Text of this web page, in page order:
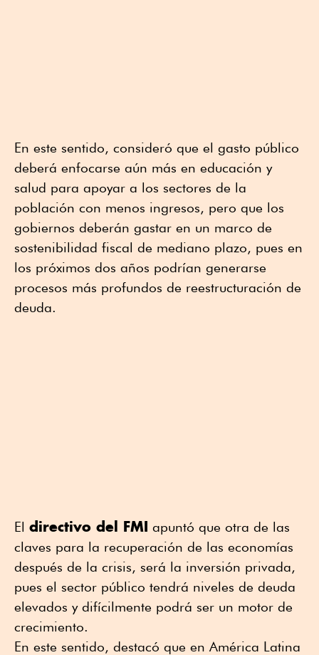
En este sentido, consideró que el gasto público
deberá enfocarse aún más en educación y
salud para apoyar a los sectores de la
población con menos ingresos, pero que los
gobiernos deberán gastar en un marco de
sostenibilidad fiscal de mediano plazo, pues en
los próximos dos años podrían generarse
procesos más profundos de reestructuración de
deuda.
El directivo del FMI apuntó que otra de las
claves para la recuperación de las economías
después de la crisis, será la inversión privada,
pues el sector público tendrá niveles de deuda
elevados y difícilmente podrá ser un motor de
crecimiento.
En este sentido, destacó que en América Latina